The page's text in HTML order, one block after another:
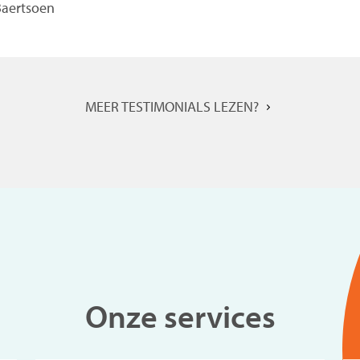
MEER TESTIMONIALS LEZEN?
Onze services